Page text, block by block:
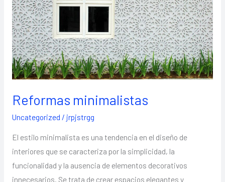
Reformas minimalistas
Uncategorized / jrpjstrgg
El estilo minimalista es una tendencia en el diseño de
interiores que se caracteriza por la simplicidad, la
funcionalidad y la ausencia de elementos decorativos
innecesarios. Se trata de crear espacios elegantes y